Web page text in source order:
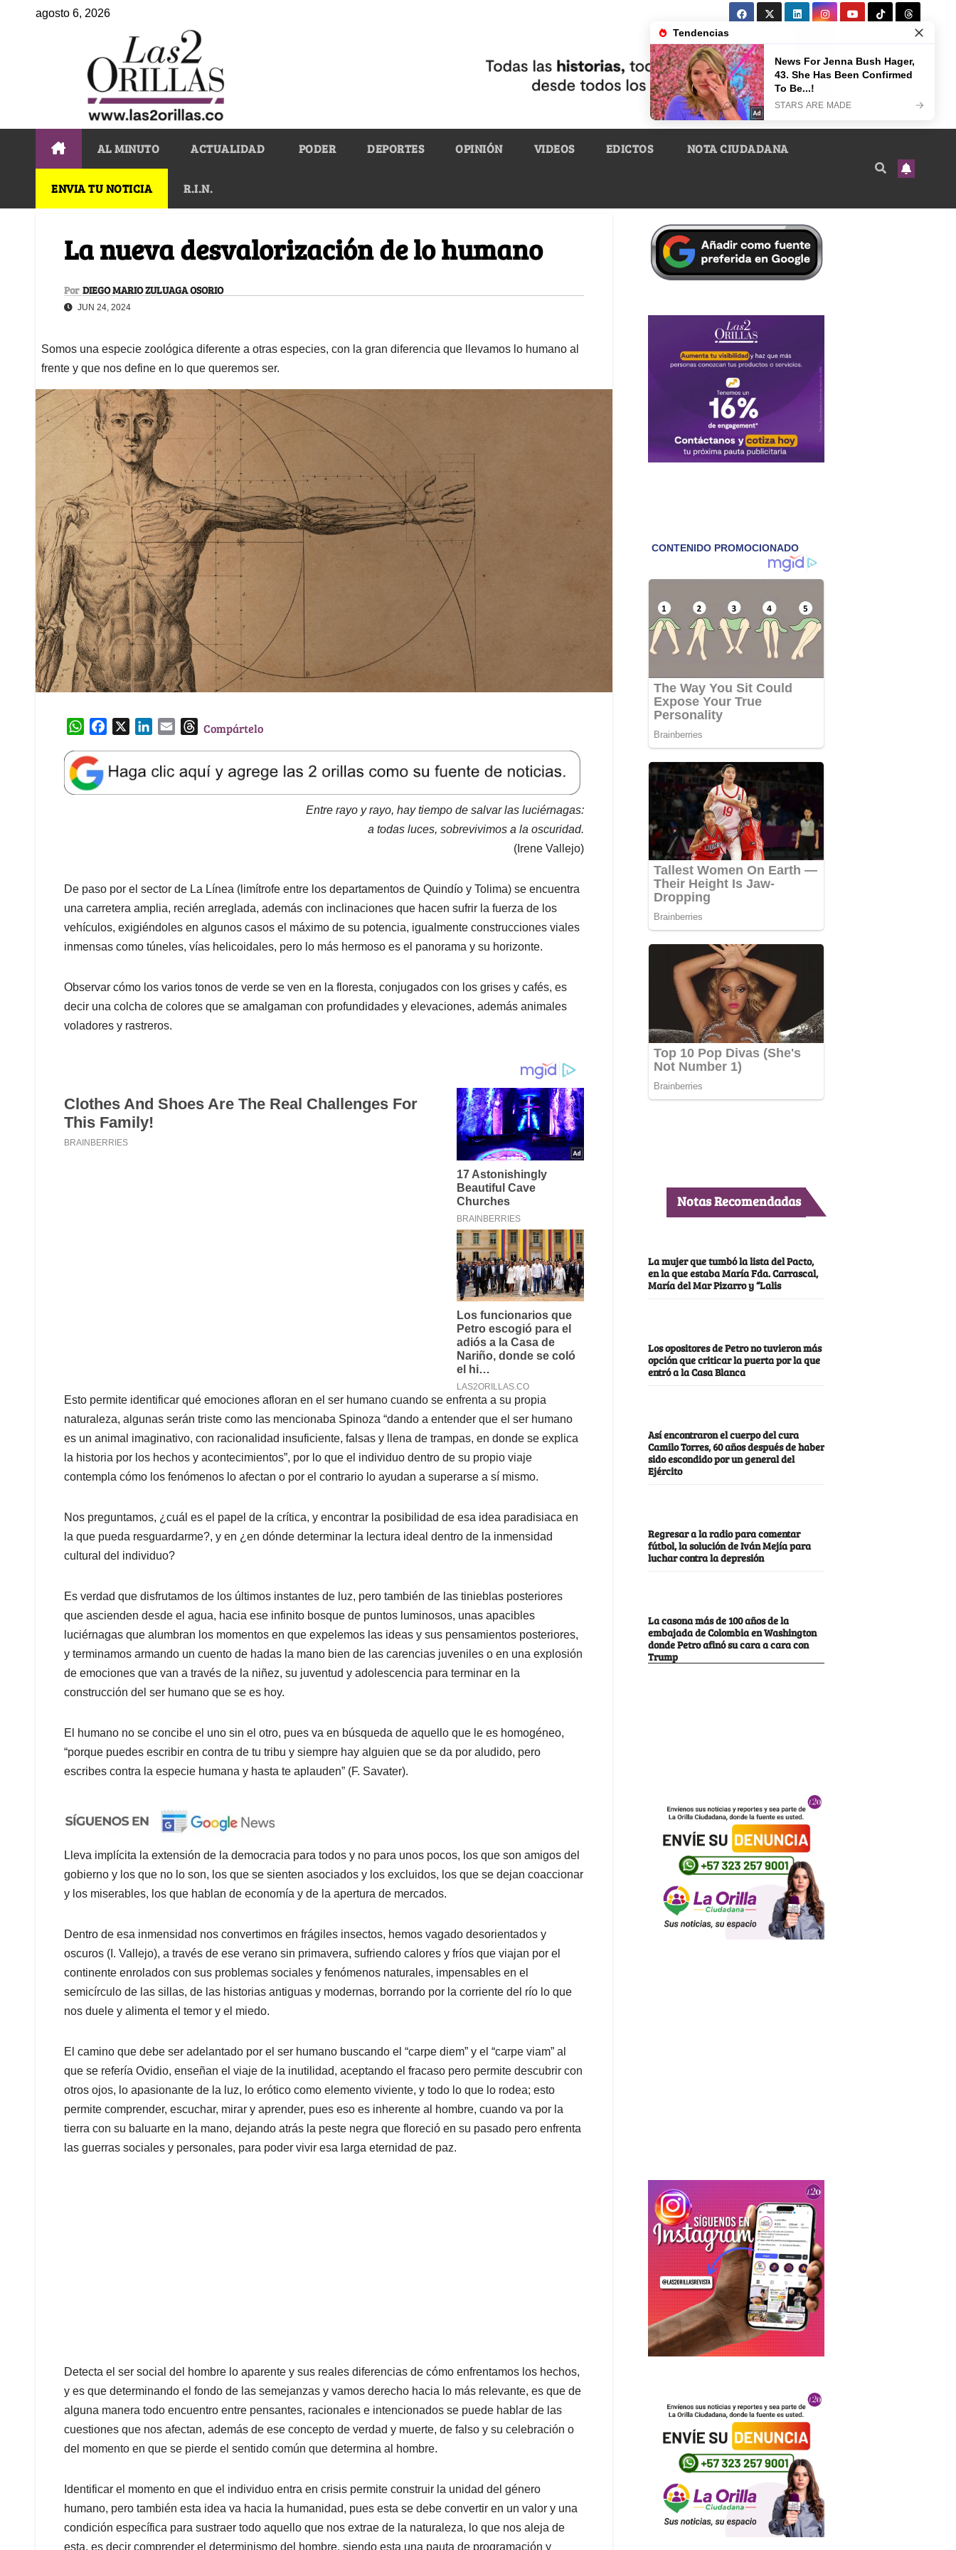
agosto 6, 2026
AL MINUTO ACTUALIDAD PODER DEPORTES OPINIÓN VIDEOS EDICTOS NOTA CIUDADANA
ENVIA TU NOTICIA R.I.N.
La nueva desvalorización de lo humano
Por DIEGO MARIO ZULUAGA OSORIO
JUN 24, 2024
Somos una especie zoológica diferente a otras especies, con la gran diferencia que llevamos lo humano al
frente y que nos define en lo que queremos ser.
W
a
t
s
e
b
k
e
l
T
e
a
Compártelo
Entre rayo y rayo, hay tiempo de salvar las luciérnagas:
a todas luces, sobrevivimos a la oscuridad.
(Irene Vallejo)
De paso por el sector de La Línea (limítrofe entre los departamentos de Quindío y Tolima) se encuentra
una carretera amplia, recién arreglada, además con inclinaciones que hacen sufrir la fuerza de los
vehículos, exigiéndoles en algunos casos el máximo de su potencia, igualmente construcciones viales
inmensas como túneles, vías helicoidales, pero lo más hermoso es el panorama y su horizonte.
Observar cómo los varios tonos de verde se ven en la floresta, conjugados con los grises y cafés, es
decir una colcha de colores que se amalgaman con profundidades y elevaciones, además animales
voladores y rastreros.
Esto permite identificar qué emociones afloran en el ser humano cuando se enfrenta a su propia
naturaleza, algunas serán triste como las mencionaba Spinoza “dando a entender que el ser humano
es un animal imaginativo, con racionalidad insuficiente, falsas y llena de trampas, en donde se explica
la historia por los hechos y acontecimientos”, por lo que el individuo dentro de su propio viaje
contempla cómo los fenómenos lo afectan o por el contrario lo ayudan a superarse a sí mismo.
Nos preguntamos, ¿cuál es el papel de la crítica, y encontrar la posibilidad de esa idea paradisiaca en
la que pueda resguardarme?, y en ¿en dónde determinar la lectura ideal dentro de la inmensidad
cultural del individuo?
Es verdad que disfrutamos de los últimos instantes de luz, pero también de las tinieblas posteriores
que ascienden desde el agua, hacia ese infinito bosque de puntos luminosos, unas apacibles
luciérnagas que alumbran los momentos en que expelemos las ideas y sus pensamientos posteriores,
y terminamos armando un cuento de hadas la mano bien de las carencias juveniles o en una explosión
de emociones que van a través de la niñez, su juventud y adolescencia para terminar en la
construcción del ser humano que se es hoy.
El humano no se concibe el uno sin el otro, pues va en búsqueda de aquello que le es homogéneo,
“porque puedes escribir en contra de tu tribu y siempre hay alguien que se da por aludido, pero
escribes contra la especie humana y hasta te aplauden” (F. Savater).
Lleva implícita la extensión de la democracia para todos y no para unos pocos, los que son amigos del
gobierno y los que no lo son, los que se sienten asociados y los excluidos, los que se dejan coaccionar
y los miserables, los que hablan de economía y de la apertura de mercados.
Dentro de esa inmensidad nos convertimos en frágiles insectos, hemos vagado desorientados y
oscuros (I. Vallejo), a través de ese verano sin primavera, sufriendo calores y fríos que viajan por el
continente enrolados con sus problemas sociales y fenómenos naturales, impensables en el
semicírculo de las sillas, de las historias antiguas y modernas, borrando por la corriente del río lo que
nos duele y alimenta el temor y el miedo.
El camino que debe ser adelantado por el ser humano buscando el “carpe diem” y el “carpe viam” al
que se refería Ovidio, enseñan el viaje de la inutilidad, aceptando el fracaso pero permite descubrir con
otros ojos, lo apasionante de la luz, lo erótico como elemento viviente, y todo lo que lo rodea; esto
permite comprender, escuchar, mirar y aprender, pues eso es inherente al hombre, cuando va por la
tierra con su baluarte en la mano, dejando atrás la peste negra que floreció en su pasado pero enfrenta
las guerras sociales y personales, para poder vivir esa larga eternidad de paz.
Detecta el ser social del hombre lo aparente y sus reales diferencias de cómo enfrentamos los hechos,
y es que determinando el fondo de las semejanzas y vamos derecho hacia lo más relevante, es que de
alguna manera todo encuentro entre pensantes, racionales e intencionados se puede hablar de las
cuestiones que nos afectan, además de ese concepto de verdad y muerte, de falso y su celebración o
del momento en que se pierde el sentido común que determina al hombre.
Identificar el momento en que el individuo entra en crisis permite construir la unidad del género
humano, pero también esta idea va hacia la humanidad, pues esta se debe convertir en un valor y una
condición específica para sustraer todo aquello que nos extrae de la naturaleza, lo que nos aleja de
esta, es decir comprender el determinismo del hombre, siendo esta una pauta de programación y
Notas Recomendadas
La mujer que tumbó la lista del Pacto,
en la que estaba María Fda. Carrascal,
María del Mar Pizarro y “Lalis
Los opositores de Petro no tuvieron más
opción que criticar la puerta por la que
entró a la Casa Blanca
Así encontraron el cuerpo del cura
Camilo Torres, 60 años después de haber
sido escondido por un general del
Ejército
Regresar a la radio para comentar
fútbol, la solución de Iván Mejía para
luchar contra la depresión
La casona más de 100 años de la
embajada de Colombia en Washington
donde Petro afinó su cara a cara con
Trump